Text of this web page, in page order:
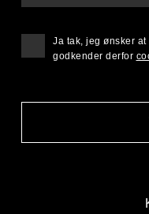
Ja tak, jeg ønsker at
godkender derfor